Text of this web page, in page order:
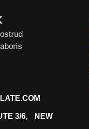
3/6, NEW